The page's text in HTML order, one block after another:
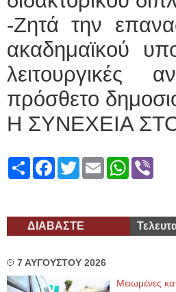
-Ζητά την
ακαδημαϊκού
λειτουργικές
πρόσθετο
Η ΣΥΝΕΧΕΙΑ
ShareFacebook
TwitterEmailWhatsApp
ΔΙΑΒΑΣΤΕ
7 ΑΥΓΟΥΣΤΟΥ 2026
Μειωμένες